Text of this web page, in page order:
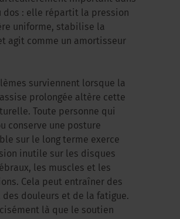
dos : elle répartit la pression
uniforme, stabilise la
agit comme un amortisseur
surviennent lorsque la
prolongée altère cette
Toute personne qui
conserve une posture
sur le long terme exerce
inutile sur les disques
les muscles et les
Cela peut entraîner des
des douleurs et de la fatigue.
là que le soutien